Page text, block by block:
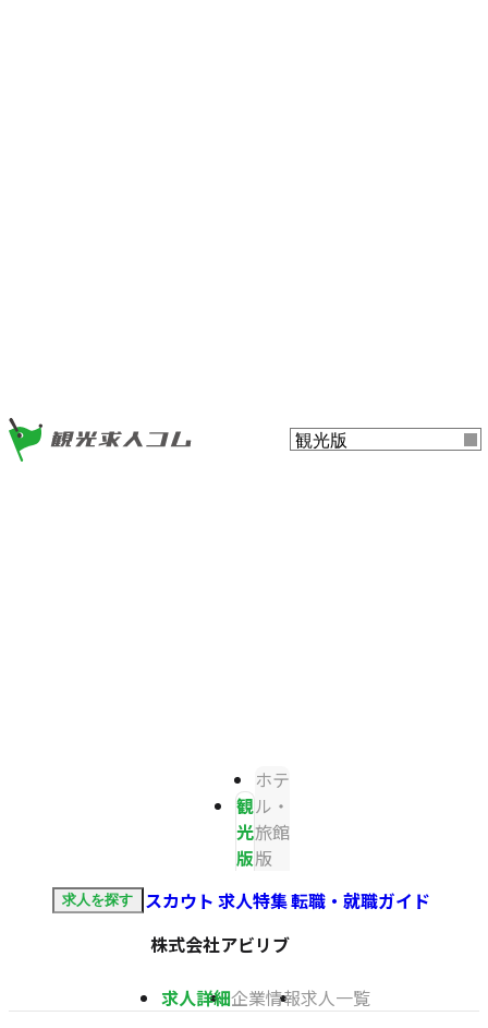
観
光
版
ホテ
ル・
旅館
版
求人を探す スカウト 求人特集転職・就職ガイド
株式会社アビリブ
求人詳細企業情報求人一覧